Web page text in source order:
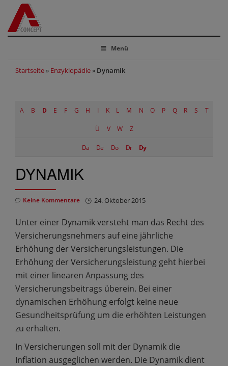
Menü
Startseite » Enzyklopädie » Dynamik
A B D E F G H I K L M N O P Q R S T
Ü V W Z
Da De Do Dr Dy
DYNAMIK
24. Oktober 2015
Keine Kommentare
Unter einer Dynamik versteht man das Recht des
Versicherungsnehmers auf eine jährliche
Erhöhung der Versicherungsleistungen. Die
Erhöhung der Versicherungsleistung geht hierbei
mit einer linearen Anpassung des
Versicherungsbeitrags überein. Bei einer
dynamischen Erhöhung erfolgt keine neue
Gesundheitsprüfung um die erhöhten Leistungen
zu erhalten.
In Versicherungen soll mit der Dynamik die
Inflation ausgeglichen werden. Die Dynamik dient